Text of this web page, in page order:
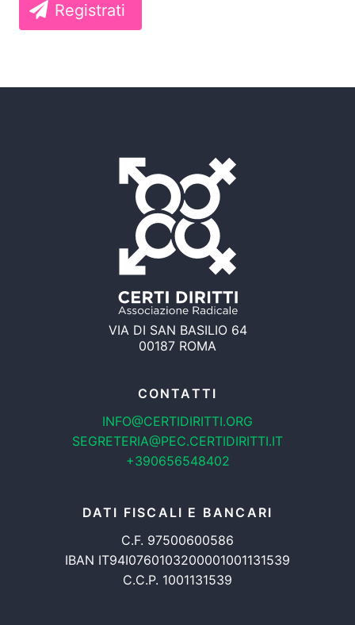
Registrati
VIA DI SAN BASILIO 64
00187 ROMA
CONTATTI
INFO@CERTIDIRITTI.ORG
SEGRETERIA@PEC.CERTIDIRITTI.IT
+390656548402
DATI FISCALI E BANCARI
C.F. 97500600586
IBAN IT94I0760103200001001131539
C.C.P. 1001131539